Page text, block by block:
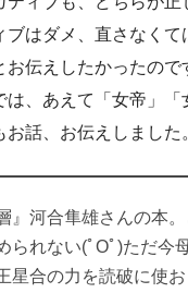
ブはダメ、直さなくて
お伝えしたかったの
は、あえて「女帝」「
話、お伝えしました
』河合隼雄さんの本
られない(ﾟOﾟ)ただ今
星合の力を読破に使